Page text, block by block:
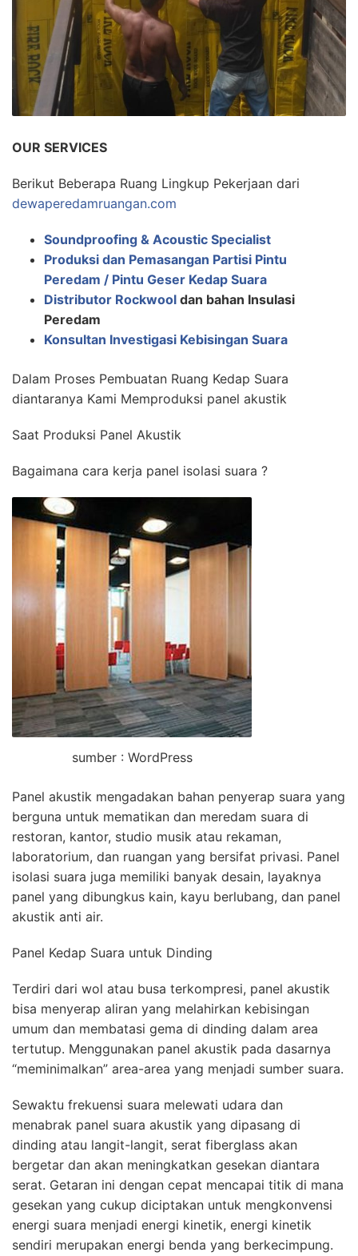
OUR SERVICES
Berikut Beberapa Ruang Lingkup Pekerjaan dari
dewaperedamruangan.com
Soundproofing & Acoustic Specialist
Produksi dan Pemasangan Partisi Pintu
Peredam / Pintu Geser Kedap Suara
Distributor Rockwool dan bahan Insulasi
Peredam
Konsultan Investigasi Kebisingan Suara
Dalam Proses Pembuatan Ruang Kedap Suara
diantaranya Kami Memproduksi panel akustik
Saat Produksi Panel Akustik
Bagaimana cara kerja panel isolasi suara ?
sumber : WordPress
Panel akustik mengadakan bahan penyerap suara yang
berguna untuk mematikan dan meredam suara di
restoran, kantor, studio musik atau rekaman,
laboratorium, dan ruangan yang bersifat privasi. Panel
isolasi suara juga memiliki banyak desain, layaknya
panel yang dibungkus kain, kayu berlubang, dan panel
akustik anti air.
Panel Kedap Suara untuk Dinding
Terdiri dari wol atau busa terkompresi, panel akustik
bisa menyerap aliran yang melahirkan kebisingan
umum dan membatasi gema di dinding dalam area
tertutup. Menggunakan panel akustik pada dasarnya
“meminimalkan” area-area yang menjadi sumber suara.
Sewaktu frekuensi suara melewati udara dan
menabrak panel suara akustik yang dipasang di
dinding atau langit-langit, serat fiberglass akan
bergetar dan akan meningkatkan gesekan diantara
serat. Getaran ini dengan cepat mencapai titik di mana
gesekan yang cukup diciptakan untuk mengkonvensi
energi suara menjadi energi kinetik, energi kinetik
sendiri merupakan energi benda yang berkecimpung.